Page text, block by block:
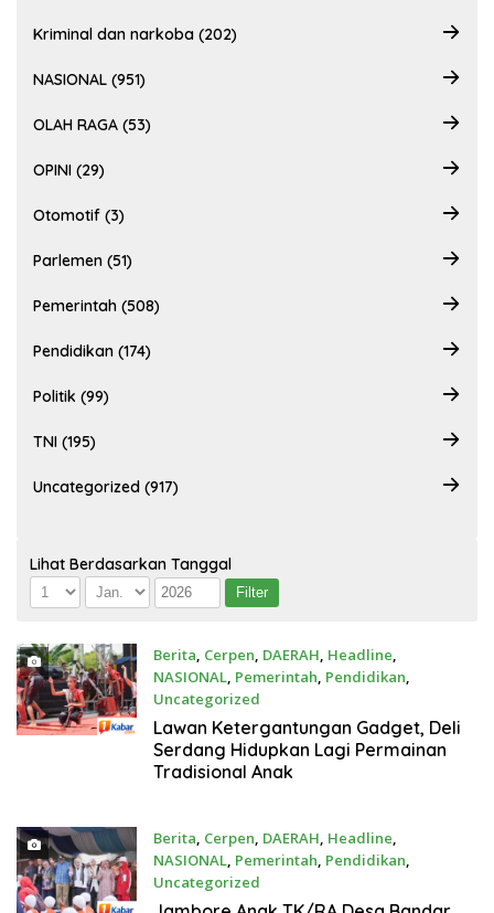
Kriminal dan narkoba (202)
NASIONAL (951)
OLAH RAGA (53)
OPINI (29)
Otomotif (3)
Parlemen (51)
Pemerintah (508)
Pendidikan (174)
Politik (99)
TNI (195)
Uncategorized (917)
Lihat Berdasarkan Tanggal
Berita, Cerpen, DAERAH, Headline,
NASIONAL, Pemerintah, Pendidikan,
Uncategorized
Agustus 8, 2026
Lawan Ketergantungan Gadget, Deli
Serdang Hidupkan Lagi Permainan
Tradisional Anak
Berita, Cerpen, DAERAH, Headline,
NASIONAL, Pemerintah, Pendidikan,
Uncategorized
Agustus 8, 2026